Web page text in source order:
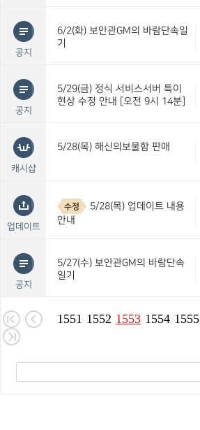
공지
6/2(화) 보안관GM의 바람단속일
기
공지
5/29(금) 정식 서비스서버 특이
현상 수정 안내 [오전 9시 14분]
캐시샵
5/28(목) 해신의보물함 판매
업데이트
수정
5/28(목) 업데이트 내용
안내
공지
5/27(수) 보안관GM의 바람단속
일기
1551 1552 1553 1554 1555